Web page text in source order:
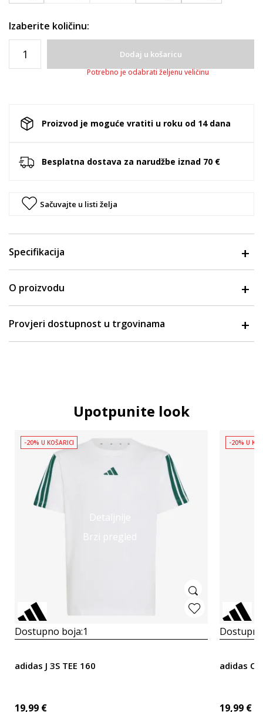
Izaberite količinu:
Dodaj u košaricu
Potrebno je odabrati željenu veličinu
Proizvod je moguće vratiti u roku od 14 dana
Besplatna dostava za narudžbe iznad 70 €
Sačuvajte u listi želja
Specifikacija
O proizvodu
Provjeri dostupnost u trgovinama
Upotpunite look
Detaljnije
Brzi pregled
-20% U KOŠARICI
Dostupno boja:1
adidas J 3S TEE 160
19,99 €
-20% U
adidas
19,99 €